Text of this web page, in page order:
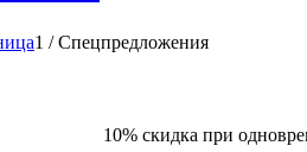
1 / Спецпредложения
10% скидка при